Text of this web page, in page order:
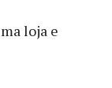
loja e